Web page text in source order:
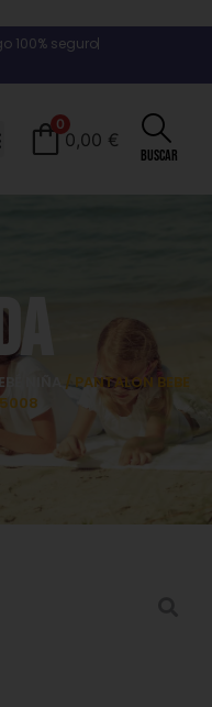
100% seguro
0
0,00 €
Buscar
NIÑA
/ PANTALON BEBE